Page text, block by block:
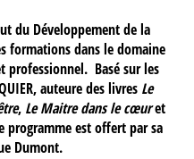
du Développement de la
formations dans le domaine
professionnel. Basé sur les
auteure des livres Le
, Le Maitre dans le cœuret
programme est offert par sa
Dumont.